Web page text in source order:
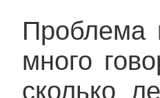
Проблема
много
сколько